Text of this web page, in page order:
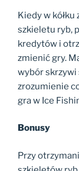
Kiedy w
szkieletu ryb,
kredytów i
zmienić gry.
wybór skrzywi
zrozumienie
gra w Ice
Bonusy
Przy